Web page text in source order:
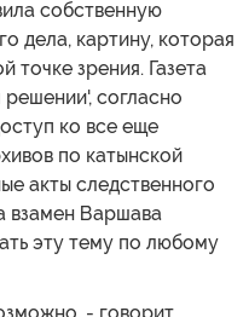
собственную
дела, картину, которая
точке зрения. Газета
согласно
ко все еще
по катынской
акты следственного
взамен Варшава
эту тему по любому
- говорит